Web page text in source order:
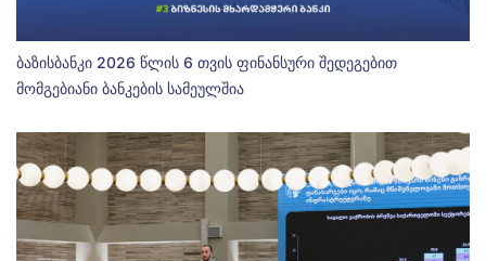
ბაზისბანკი 2026 წლის 6 თვის ფინანსური შედეგებით
მომგებიანი ბანკების სამეულშია